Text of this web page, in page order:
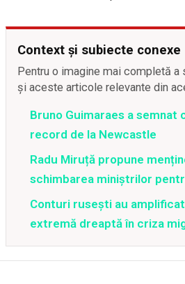
Context și subiecte conexe
Pentru o imagine mai completă a
și aceste articole relevante din
Bruno Guimaraes a semnat
record de la Newcastle
Radu Miruță propune
schimbarea miniștrilor
Conturi rusești au
extremă dreaptă în criza